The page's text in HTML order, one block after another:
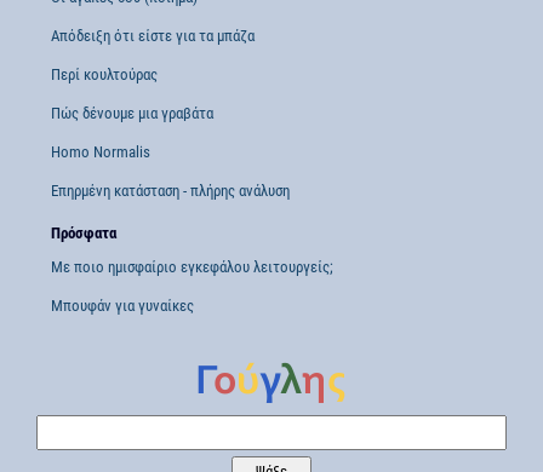
Απόδειξη ότι είστε για τα μπάζα
Περί κουλτούρας
Πώς δένουμε μια γραβάτα
Homo Normalis
Επηρμένη κατάσταση - πλήρης ανάλυση
Πρόσφατα
Με ποιο ημισφαίριο εγκεφάλου λειτουργείς;
Μπουφάν για γυναίκες